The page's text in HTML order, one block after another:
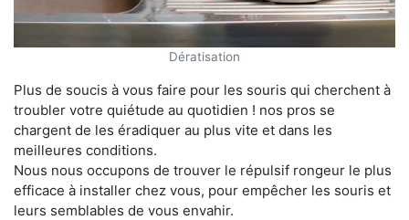
Dératisation
Plus de soucis à vous faire pour les souris qui cherchent à
troubler votre quiétude au quotidien ! nos pros se
chargent de les éradiquer au plus vite et dans les
meilleures conditions.
Nous nous occupons de trouver le répulsif rongeur le plus
efficace à installer chez vous, pour empêcher les souris et
leurs semblables de vous envahir.